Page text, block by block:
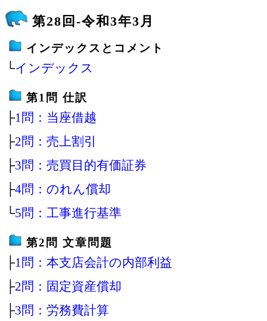
第28回-令和3年3月
インデックスとコメント
└インデックス
第1問 仕訳
├1問：当座借越
├2問：売上割引
├3問：売買目的有価証券
├4問：のれん償却
└5問：工事進行基準
第2問 文章問題
├1問：本支店会計の内部利益
├2問：固定資産償却
├3問：労務費計算